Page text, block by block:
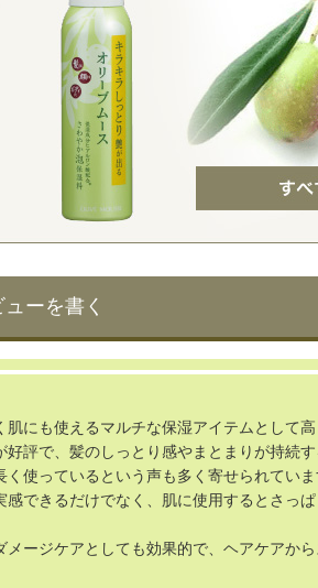
ューを書く
にも使えるマルチな保湿アイテムとして高
評で、髪のしっとり感やまとまりが持続す
使っているという声も多く寄せられていま
できるだけでなく、肌に使用するとさっ
ージケアとしても効果的で、ヘアケアか